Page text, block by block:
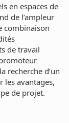
en espaces de
de l’ampleur
combinaison
de travail
recherche d’un
les avantages,
de projet.